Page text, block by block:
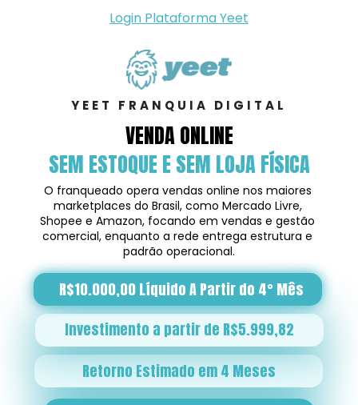
Login Plataforma Yeet
YEET FRANQUIA DIGITAL
VENDA ONLINE
SEM ESTOQUE E SEM LOJA FÍSICA
O franqueado opera vendas online nos maiores
marketplaces do Brasil, como Mercado Livre,
Shopee e Amazon, focando em vendas e gestão
comercial, enquanto a rede entrega estrutura e
padrão operacional.
R$10.000,00 Líquido A Partir do 4° Mês
Retorno Estimado em 4 Meses
Investimento a partir de R$5.999,82